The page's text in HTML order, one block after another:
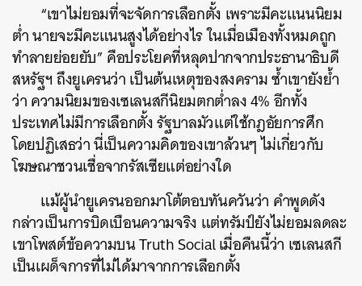
“เขาไม่ยอมที่จะจัดการเลือกตั้ง เพราะมีคะแนนนิยม
ต่ำ นายจะมีคะแนนสูงได้อย่างไร ในเมื่อเมืองทั้งหมดถูก
ทำลายย่อยยับ” คือประโยคที่หลุดปากจากประธานาธิบดี
สหรัฐฯ ถึงยูเครนว่า เป็นต้นเหตุของสงคราม ซ้ำเขายังย้ำ
ว่า ความนิยมของเซเลนสกีนิยมตกต่ำลง 4% อีกทั้ง
ประเทศไม่มีการเลือกตั้ง รัฐบาลมัวแต่ใช้กฎอัยการศึก
โดยปฏิเสธว่า นี่เป็นความคิดของเขาล้วนๆ ไม่เกี่ยวกับ
โฆษณาชวนเชื่อจากรัสเซียแต่อย่างใด
แม้ผู้นำยูเครนออกมาโต้ตอบทันควันว่า คำพูดดัง
กล่าวเป็นการบิดเบือนความจริง แต่ทรัมป์ยังไม่ยอมลดละ
เขาโพสต์ข้อความบน Truth Social เมื่อคืนนี้ว่า เซเลนสกี
เป็นเผด็จการที่ไม่ได้มาจากการเลือกตั้ง